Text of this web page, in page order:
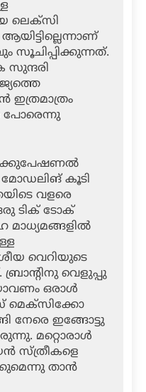
ലെക്‌സി
സൂചിപ്പിക്കുന്നത്.
ഇത്രമാത്രം
ഒക്കുപേഷണല്‍
മോഡലിങ് കൂടി
വളരെ
ടിക് ടോക്
വെറിയുടെ
വെളുപ്പു
ഒരാള്‍
മെക്‌സിക്കോ
നേരെ ഇങ്ങോട്ടു
മറ്റൊരാള്‍
സ്ത്രീകളെ
താന്‍